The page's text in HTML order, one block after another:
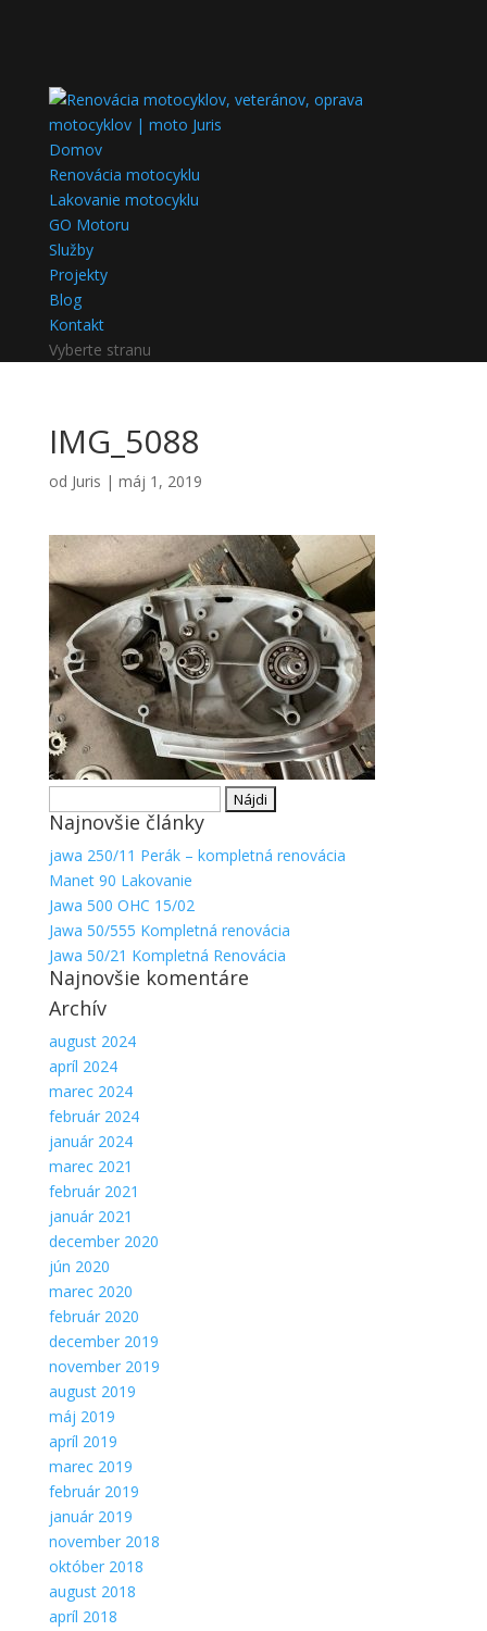
Domov
Renovácia motocyklu
Lakovanie motocyklu
GO Motoru
Služby
Projekty
Blog
Kontakt
Vyberte stranu
IMG_5088
od Juris | máj 1, 2019
Najnovšie články
jawa 250/11 Perák – kompletná renovácia
Manet 90 Lakovanie
Jawa 500 OHC 15/02
Jawa 50/555 Kompletná renovácia
Jawa 50/21 Kompletná Renovácia
Najnovšie komentáre
Archív
august 2024
apríl 2024
marec 2024
február 2024
január 2024
marec 2021
február 2021
január 2021
december 2020
jún 2020
marec 2020
február 2020
december 2019
november 2019
august 2019
máj 2019
apríl 2019
marec 2019
február 2019
január 2019
november 2018
október 2018
august 2018
apríl 2018